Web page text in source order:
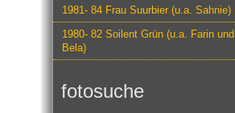
1981- 84 Frau Suurbier (u.a. Sahnie)
1980- 82 Soilent Grün (u.a. Farin und
Bela)
fotosuche